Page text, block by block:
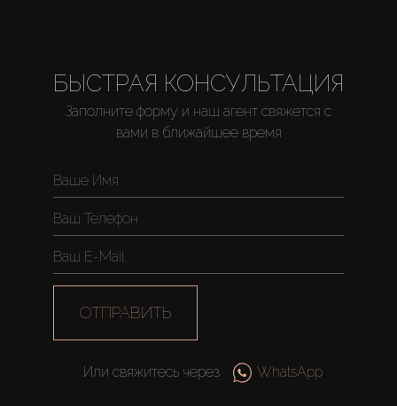
Каталоги
Агенты
About Us
БЫСТРАЯ КОНСУЛЬТАЦИЯ
Заполните форму и наш агент свяжется с
вами в ближайшее время
ОТПРАВИТЬ
Или свяжитесь через WhatsApp